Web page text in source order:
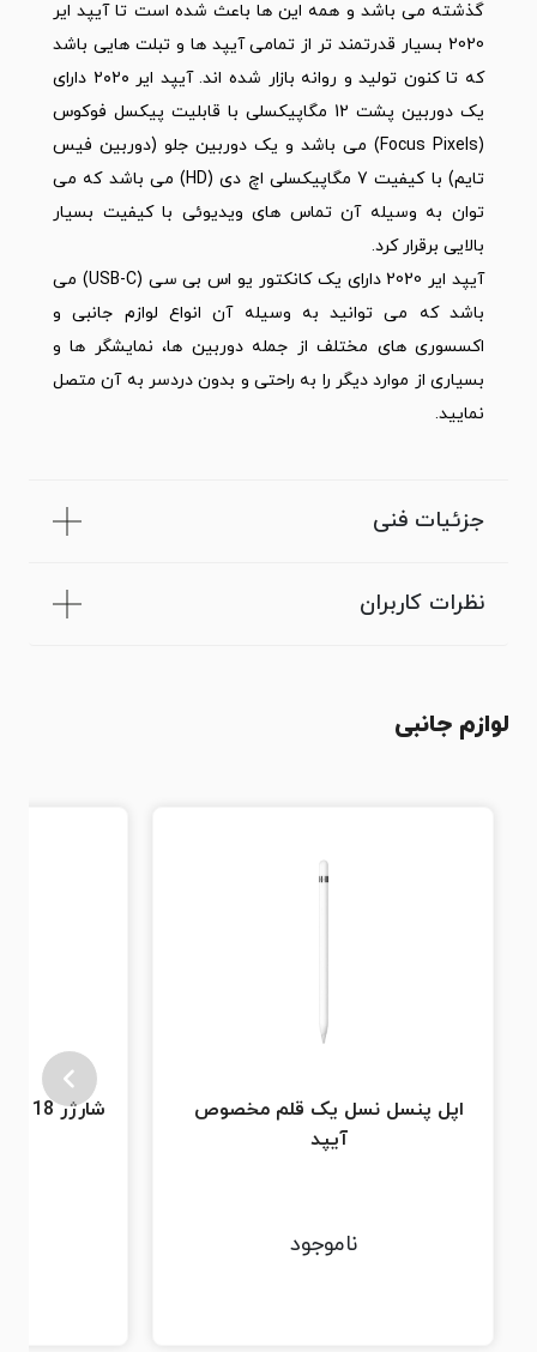
گذشته می باشد و همه این ها باعث شده است تا آیپد ایر
2020 بسیار قدرتمند تر از تمامی آیپد ها و تبلت هایی باشد
که تا کنون تولید و روانه بازار شده اند. آیپد ایر ۲۰۲۰ دارای
یک دوربین پشت 12 مگاپیکسلی با قابلیت پیکسل فوکوس
(Focus Pixels) می باشد و یک دوربین جلو (دوربین فیس
تایم) با کیفیت 7 مگاپیکسلی اچ دی (HD) می باشد که می
توان به وسیله آن تماس های ویدیوئی با کیفیت بسیار
بالایی برقرار کرد.
آیپد ایر 2020 دارای یک کانکتور یو اس بی سی (USB-C) می
باشد که می توانید به وسیله آن انواع لوازم جانبی و
اکسسوری های مختلف از جمله دوربین ها، نمایشگر ها و
بسیاری از موارد دیگر را به راحتی و بدون دردسر به آن متصل
نمایید.
جزئیات فنی
نظرات کاربران
لوازم جانبی
اپل پنسل نسل یک قلم مخصوص
آیپد
ناموجود
شارژر 18 وات USB-C اورجینال اپل